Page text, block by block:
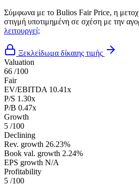
Σύμφωνα με το Bulios Fair Price, η
στιγμή υποτιμημένη σε σχέση με την
λειτουργεί;
Ξεκλείδωμα δίκαιης τιμής
Valuation
66 /100
Fair
EV/EBITDA 10.41x
P/S 1.30x
P/B 0.47x
Growth
5 /100
Declining
Rev. growth 26.23%
Book val. growth 2.24%
EPS growth N/A
Profitability
5 /100